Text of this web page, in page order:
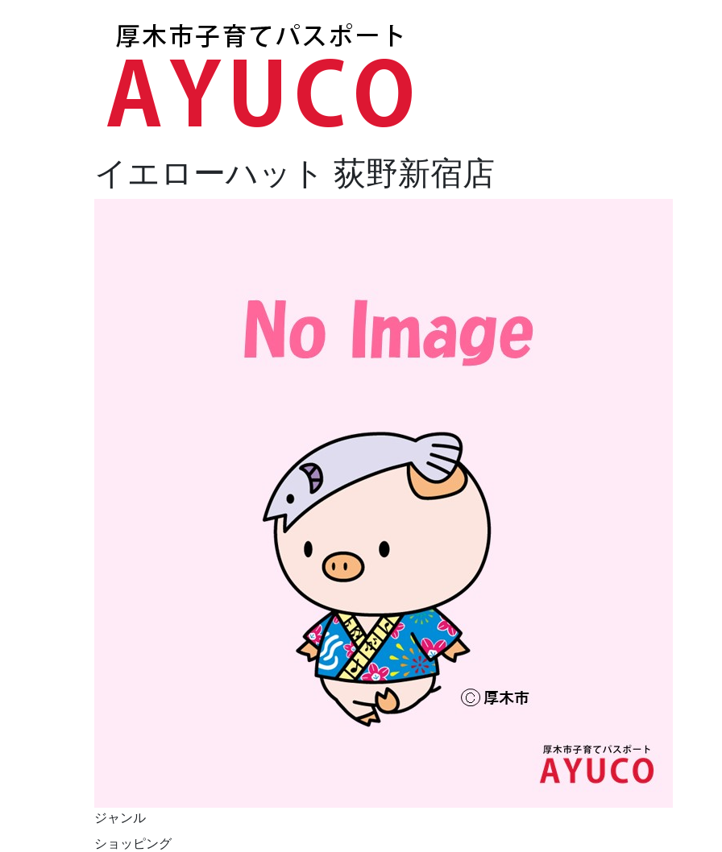
イエローハット 荻野新宿店
ジャンル
ショッピング